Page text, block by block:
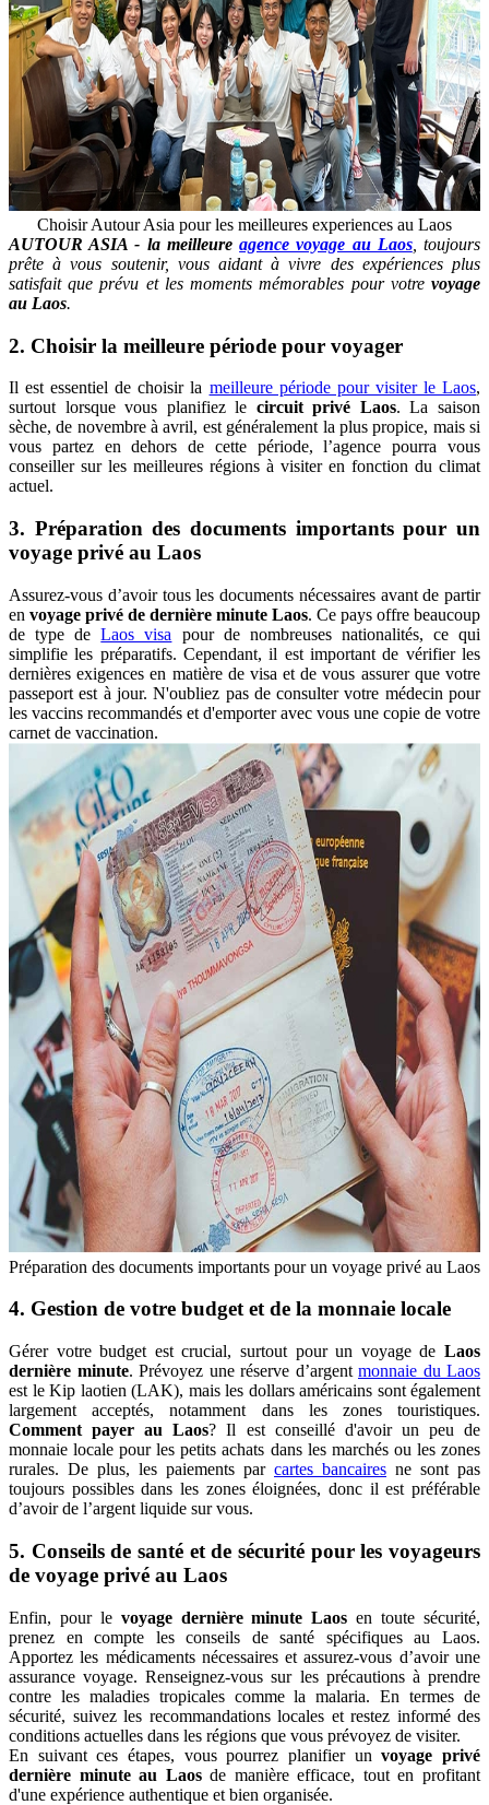
Choisir Autour Asia pour les meilleures experiences au Laos
AUTOUR ASIA - la meilleureagence voyage au Laos, toujours
prête à vous soutenir, vous aidant à vivre des expériences plus
satisfait que prévu et les moments mémorables pour votre voyage
au Laos.
2. Choisir la meilleure période pour voyager
Il est essentiel de choisir la meilleure période pour visiter le Laos,
surtout lorsque vous planifiez le circuit privé Laos. La saison
sèche, de novembre à avril, est généralement la plus propice, mais si
vous partez en dehors de cette période, l’agence pourra vous
conseiller sur les meilleures régions à visiter en fonction du climat
actuel.
3. Préparation des documents importants pour un
voyage privé au Laos
Assurez-vous d’avoir tous les documents nécessaires avant de partir
en voyage privé de dernière minute Laos. Ce pays offre beaucoup
de type deLaos visa pour de nombreuses nationalités, ce qui
simplifie les préparatifs. Cependant, il est important de vérifier les
dernières exigences en matière de visa et de vous assurer que votre
passeport est à jour. N'oubliez pas de consulter votre médecin pour
les vaccins recommandés et d'emporter avec vous une copie de votre
carnet de vaccination.
Préparation des documents importants pour un voyage privé au Laos
4. Gestion de votre budget et de la monnaie locale
Gérer votre budget est crucial, surtout pour un voyage de Laos
dernière minute. Prévoyez une réserve d’argent monnaie du Laos
est le Kip laotien (LAK), mais les dollars américains sont également
largement acceptés, notamment dans les zones touristiques.
Comment payer au Laos? Il est conseillé d'avoir un peu de
monnaie locale pour les petits achats dans les marchés ou les zones
rurales. De plus, les paiements par cartes bancaires ne sont pas
toujours possibles dans les zones éloignées, donc il est préférable
d’avoir de l’argent liquide sur vous.
5. Conseils de santé et de sécurité pour les voyageurs
de voyage privé au Laos
Enfin, pour le voyage dernière minute Laos en toute sécurité,
prenez en compte les conseils de santé spécifiques au Laos.
Apportez les médicaments nécessaires et assurez-vous d’avoir une
assurance voyage. Renseignez-vous sur les précautions à prendre
contre les maladies tropicales comme la malaria. En termes de
sécurité, suivez les recommandations locales et restez informé des
conditions actuelles dans les régions que vous prévoyez de visiter.
En suivant ces étapes, vous pourrez planifier unvoyage privé
dernière minute au Laosde manière efficace, tout en profitant
d'une expérience authentique et bien organisée.